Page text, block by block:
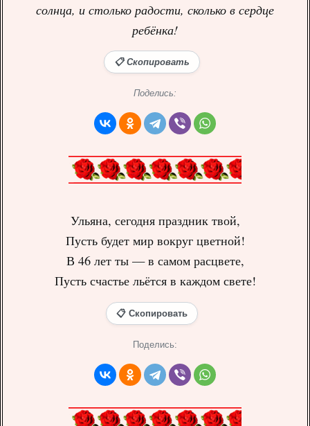
солнца, и столько радости, сколько в сердце
ребёнка!
📋 Скопировать
Поделись:
Ульяна, сегодня праздник твой,
Пусть будет мир вокруг цветной!
В 46 лет ты — в самом расцвете,
Пусть счастье льётся в каждом свете!
📋 Скопировать
Поделись: